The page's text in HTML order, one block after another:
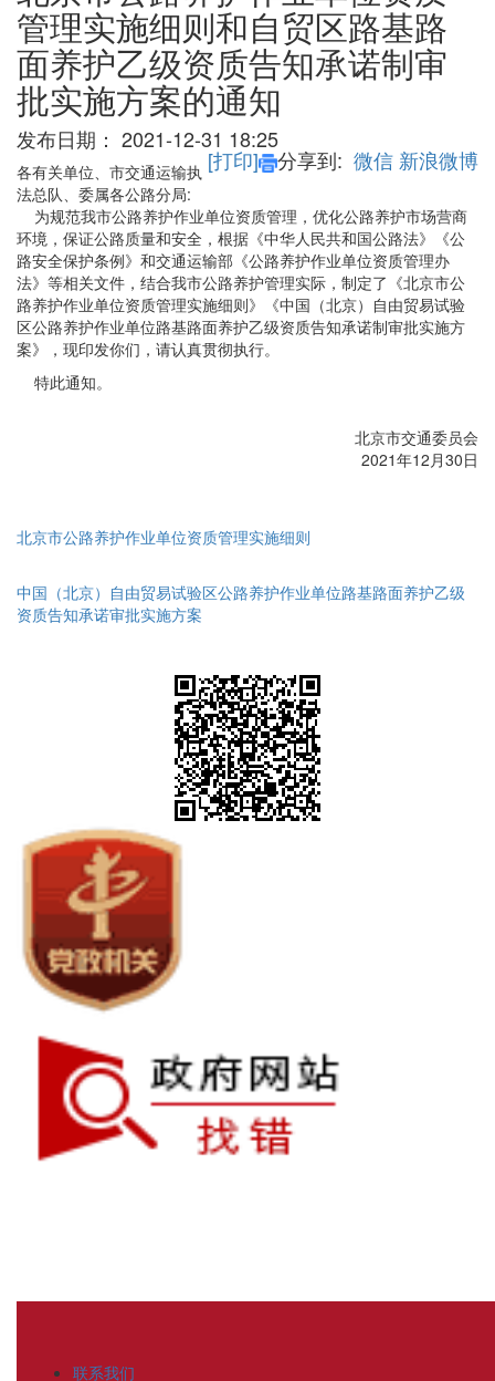
管理实施细则和自贸区路基路
面养护乙级资质告知承诺制审
批实施方案的通知
发布日期： 2021-12-31 18:25
[打印] 分享到: 微信 新浪微博
各有关单位、市交通运输执
法总队、委属各公路分局:
为规范我市公路养护作业单位资质管理，优化公路养护市场营商
环境，保证公路质量和安全，根据《中华人民共和国公路法》《公
路安全保护条例》和交通运输部《公路养护作业单位资质管理办
法》等相关文件，结合我市公路养护管理实际，制定了《北京市公
路养护作业单位资质管理实施细则》《中国（北京）自由贸易试验
区公路养护作业单位路基路面养护乙级资质告知承诺制审批实施方
案》，现印发你们，请认真贯彻执行。
特此通知。
北京市交通委员会
2021年12月30日
北京市公路养护作业单位资质管理实施细则
中国（北京）自由贸易试验区公路养护作业单位路基路面养护乙级
资质告知承诺审批实施方案
联系我们